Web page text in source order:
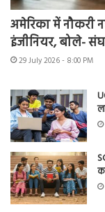
अमेरिका में नौकरी
इंजीनियर, बोले-
29 July 2026 - 8:00 PM